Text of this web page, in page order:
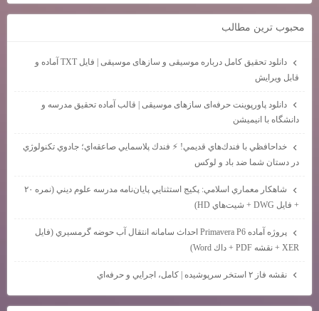
محبوب ترين مطالب
دانلود تحقیق کامل درباره موسیقی و سازهای موسیقی | فایل TXT آماده و
قابل ویرایش
دانلود پاورپوینت حرفه‌ای سازهای موسیقی | قالب آماده تحقیق مدرسه و
دانشگاه با انیمیشن
خداحافظي با فندك‌هاي قديمي! ⚡ فندك پلاسمايي صاعقه‌اي؛ جادوي تكنولوژي
در دستان شما ضد باد و لوكس
شاهكار معماري اسلامي: پكيج استثنايي پايان‌نامه مدرسه علوم ديني (نمره ۲۰
+ فايل DWG + شيت‌هاي HD)
پروژه آماده Primavera P6 احداث سامانه انتقال آب حوضه گرمسيري (فايل
XER + نقشه PDF + داك Word)
نقشه فاز ۲ استخر سرپوشيده | كامل، اجرايي و حرفه‌اي